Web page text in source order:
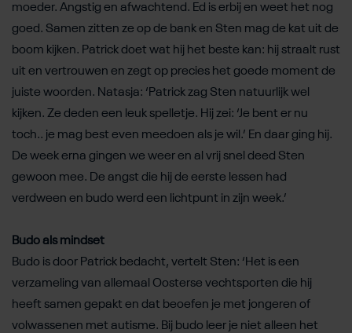
moeder. Angstig en afwachtend. Ed is erbij en weet het nog
goed. Samen zitten ze op de bank en Sten mag de kat uit de
boom kijken. Patrick doet wat hij het beste kan: hij straalt rust
uit en vertrouwen en zegt op precies het goede moment de
juiste woorden. Natasja: ‘Patrick zag Sten natuurlijk wel
kijken. Ze deden een leuk spelletje. Hij zei: ‘Je bent er nu
toch.. je mag best even meedoen als je wil.’ En daar ging hij.
De week erna gingen we weer en al vrij snel deed Sten
gewoon mee. De angst die hij de eerste lessen had
verdween en budo werd een lichtpunt in zijn week.’
Budo als mindset
Budo is door Patrick bedacht, vertelt Sten: ‘Het is een
verzameling van allemaal Oosterse vechtsporten die hij
heeft samen gepakt en dat beoefen je met jongeren of
volwassenen met autisme. Bij budo leer je niet alleen het